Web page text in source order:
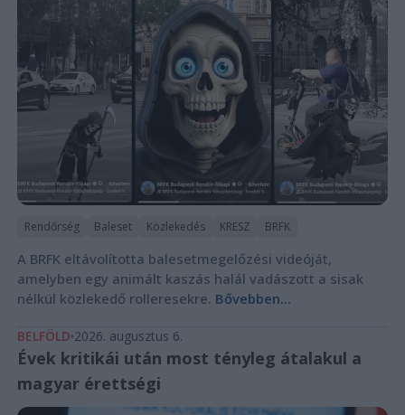
Rendőrség Baleset Közlekedés KRESZ BRFK
A BRFK eltávolította balesetmegelőzési videóját,
amelyben egy animált kaszás halál vadászott a sisak
nélkül közlekedő rolleresekre. Bővebben...
BELFÖLD 2026. augusztus 6.
Évek kritikái után most tényleg átalakul a
magyar érettségi